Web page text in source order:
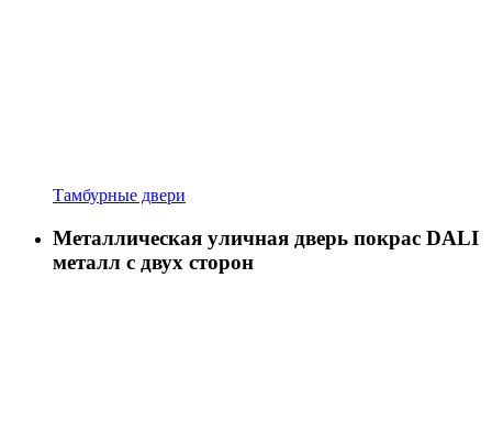
Тамбурные двери
Металлическая уличная дверь покрас DALI
металл с двух сторон